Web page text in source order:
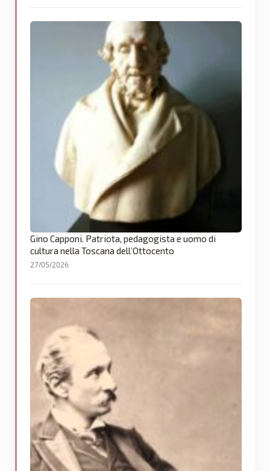
Gino Capponi. Patriota, pedagogista e uomo di
cultura nella Toscana dell’Ottocento
27/05/2026